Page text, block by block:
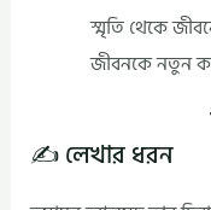
স্মৃতি থেকে
জীবনকে নতুন
✍️ লেখার ধরন